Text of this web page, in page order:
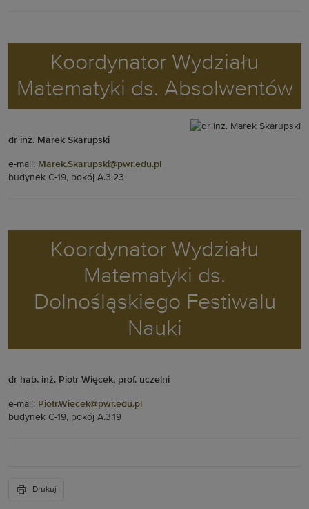
Koordynator Wydziału
Matematyki ds. Absolwentów
dr inż. Marek Skarupski
e-mail: Marek.Skarupski@pwr.edu.pl
budynek C-19, pokój A.3.23
Koordynator Wydziału
Matematyki ds.
Dolnośląskiego Festiwalu
Nauki
dr hab. inż. Piotr Więcek, prof. uczelni
e-mail: Piotr.Wiecek@pwr.edu.pl
budynek C-19, pokój A.3.19
Drukuj